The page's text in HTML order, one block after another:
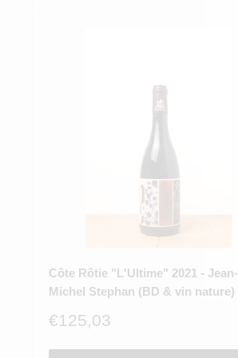
Côte Rôtie "L'Ultime" 2021 - Jean-
Michel Stephan (BD & vin nature)
Prix
€125,03